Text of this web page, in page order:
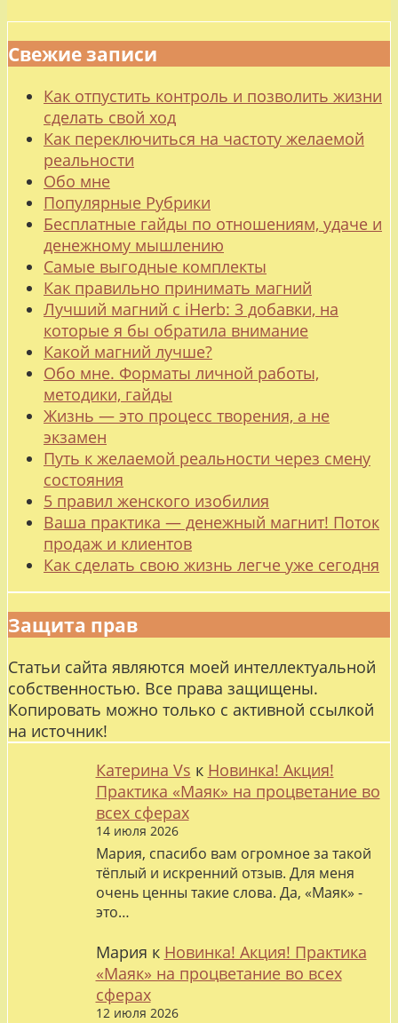
Свежие записи
Как отпустить контроль и позволить жизни
сделать свой ход
Как переключиться на частоту желаемой
реальности
Обо мне
Популярные Рубрики
Бесплатные гайды по отношениям, удаче и
денежному мышлению
Самые выгодные комплекты
Как правильно принимать магний
Лучший магний с iHerb: 3 добавки, на
которые я бы обратила внимание
Какой магний лучше?
Обо мне. Форматы личной работы,
методики, гайды
Жизнь — это процесс творения, а не
экзамен
Путь к желаемой реальности через смену
состояния
5 правил женского изобилия
Ваша практика — денежный магнит! Поток
продаж и клиентов
Как сделать свою жизнь легче уже сегодня
Защита прав
Статьи сайта являются моей интеллектуальной
собственностью. Все права защищены.
Копировать можно только с активной ссылкой
на источник!
Катерина Vs к Новинка! Акция!
Практика «Маяк» на процветание во
всех сферах
14 июля 2026
Мария, спасибо вам огромное за такой
тёплый и искренний отзыв. Для меня
очень ценны такие слова. Да, «Маяк» -
это…
Мария к Новинка! Акция! Практика
«Маяк» на процветание во всех
сферах
12 июля 2026